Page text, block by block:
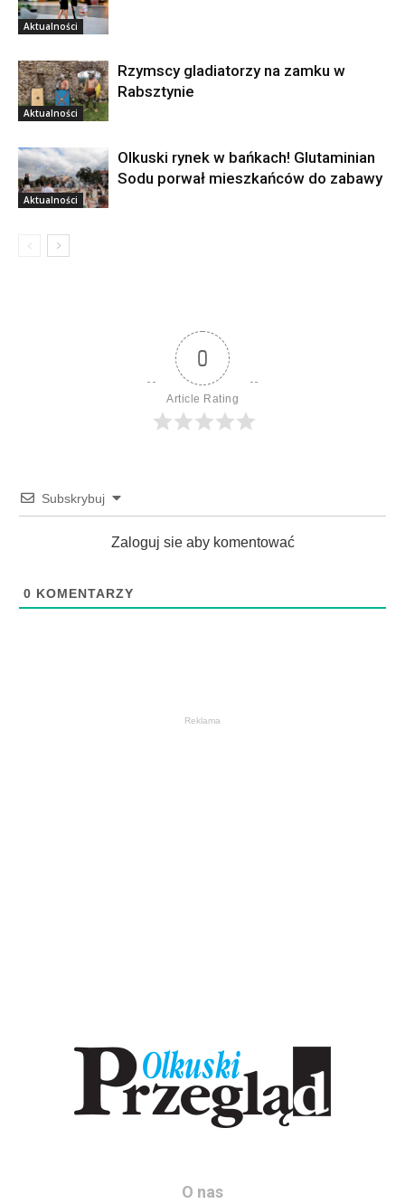
Aktualności
Aktualności
Rzymscy gladiatorzy na zamku w
Rabsztynie
Aktualności
Olkuski rynek w bańkach! Glutaminian
Sodu porwał mieszkańców do zabawy
0
Article Rating
Subskrybuj
Zaloguj sie aby komentować
0 KOMENTARZY
Reklama
O nas